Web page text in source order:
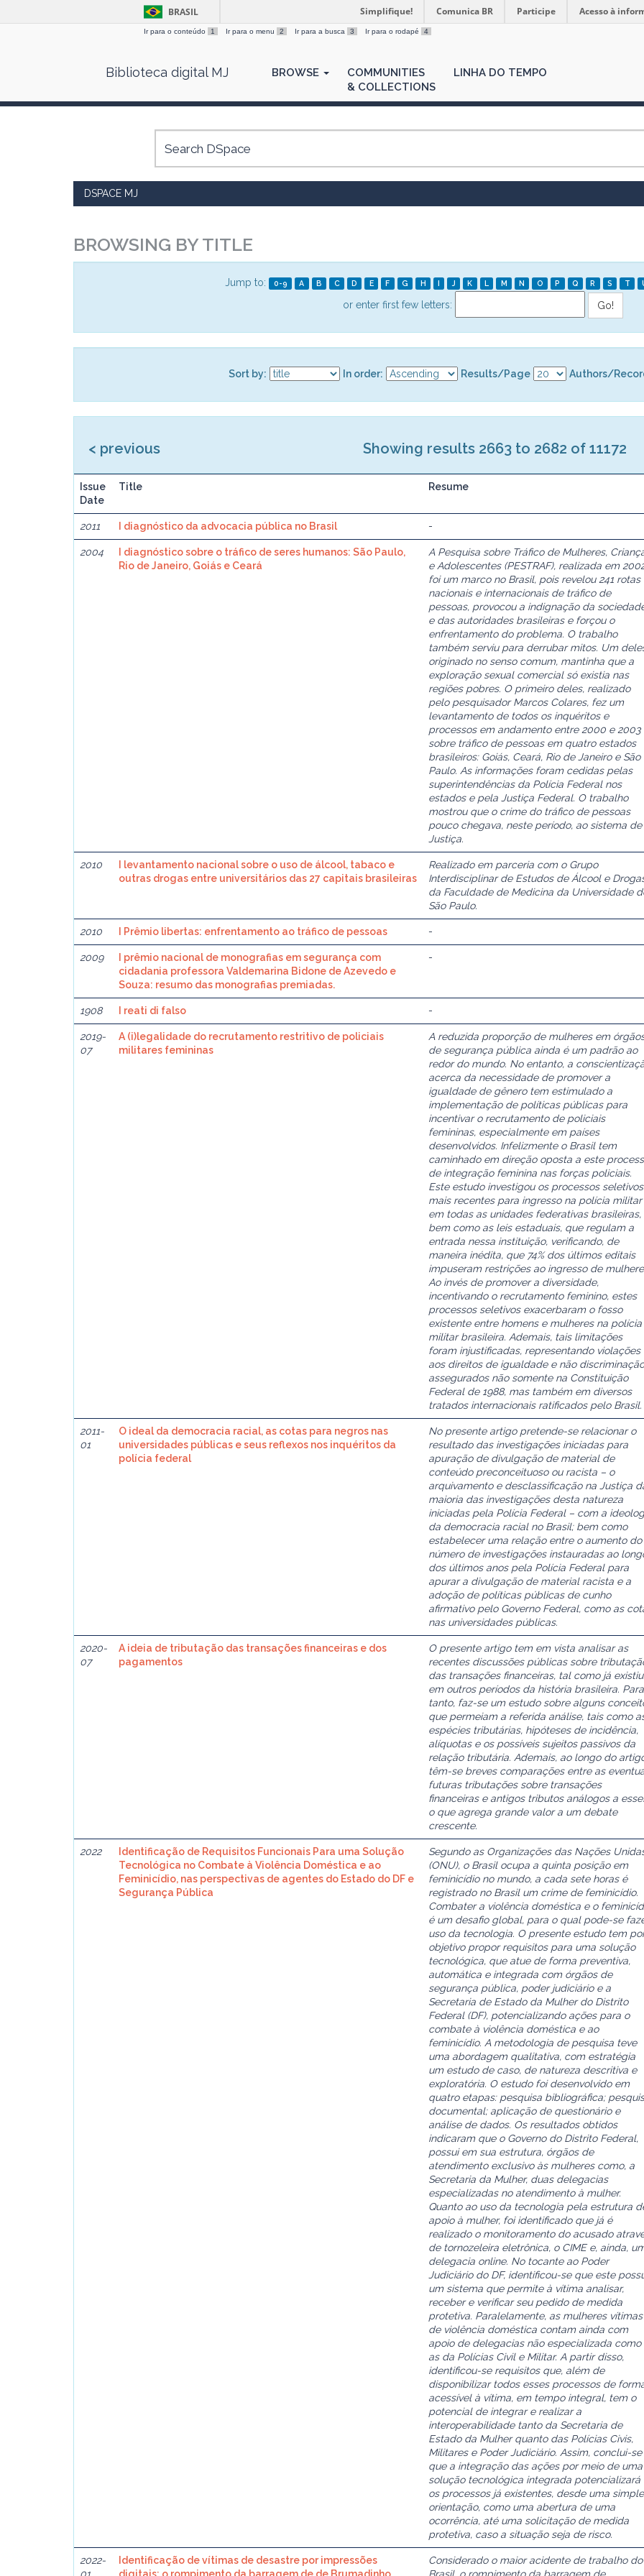
BRASIL Simplifique! Comunica BR Participe Acesso à
Ir para o conteúdo 1 Ir para o menu 2 Ir para a busca 3 Ir para o rodapé 4
Biblioteca digital MJ BROWSE
COMMUNITIES
& COLLECTIONS
LINHA DO TEMPO
DSPACE MJ
BROWSING BY TITLE
Jump to: 0-9 A B C D E F G H I J K L M N O P Q R S T
or enter first few letters:
Sort by: In order: Results/Page Authors/
Showing results 2663 to 2682 of 11172
< previous
Issue
Date
Title Resume
2011 I diagnóstico da advocacia pública no Brasil -
2004
I diagnóstico sobre o tráfico de seres humanos: São Paulo,
Rio de Janeiro, Goiás e Ceará
A Pesquisa sobre Tráfico de Mulheres,
e Adolescentes (PESTRAF), realizada em
foi um marco no Brasil, pois revelou 241 rotas
nacionais e internacionais de tráfico de
pessoas, provocou a indignação da
e das autoridades brasileiras e forçou o
enfrentamento do problema. O trabalho
também serviu para derrubar mitos. Um
originado no senso comum, mantinha que a
exploração sexual comercial só existia nas
regiões pobres. O primeiro deles, realizado
pelo pesquisador Marcos Colares, fez um
levantamento de todos os inquéritos e
processos em andamento entre 2000 e 2003
sobre tráfico de pessoas em quatro estados
brasileiros: Goiás, Ceará, Rio de Janeiro e São
Paulo. As informações foram cedidas pelas
superintendências da Polícia Federal nos
estados e pela Justiça Federal. O trabalho
mostrou que o crime do tráfico de pessoas
pouco chegava, neste período, ao sistema de
Justiça.
2010
I levantamento nacional sobre o uso de álcool, tabaco e
outras drogas entre universitários das 27 capitais brasileiras
Realizado em parceria com o Grupo
Interdisciplinar de Estudos de Álcool e
da Faculdade de Medicina da Universidade
São Paulo.
2010 I Prêmio libertas: enfrentamento ao tráfico de pessoas -
2009
I prêmio nacional de monografias em segurança com
cidadania professora Valdemarina Bidone de Azevedo e
Souza: resumo das monografias premiadas.
-
1908 I reati di falso -
2019-
07
A (i)legalidade do recrutamento restritivo de policiais
militares femininas
A reduzida proporção de mulheres em
de segurança pública ainda é um padrão ao
redor do mundo. No entanto, a
acerca da necessidade de promover a
igualdade de gênero tem estimulado a
implementação de políticas públicas para
incentivar o recrutamento de policiais
femininas, especialmente em países
desenvolvidos. Infelizmente o Brasil tem
caminhado em direção oposta a este
de integração feminina nas forças policiais.
Este estudo investigou os processos seletivos
mais recentes para ingresso na polícia militar
em todas as unidades federativas brasileiras,
bem como as leis estaduais, que regulam a
entrada nessa instituição, verificando, de
maneira inédita, que 74% dos últimos editais
impuseram restrições ao ingresso de
Ao invés de promover a diversidade,
incentivando o recrutamento feminino, estes
processos seletivos exacerbaram o fosso
existente entre homens e mulheres na polícia
militar brasileira. Ademais, tais limitações
foram injustificadas, representando violações
aos direitos de igualdade e não
assegurados não somente na Constituição
Federal de 1988, mas também em diversos
tratados internacionais ratificados pelo Brasil.
2011-
01
O ideal da democracia racial, as cotas para negros nas
universidades públicas e seus reflexos nos inquéritos da
polícia federal
No presente artigo pretende-se relacionar o
resultado das investigações iniciadas para
apuração de divulgação de material de
conteúdo preconceituoso ou racista – o
arquivamento e desclassificação na Justiça
maioria das investigações desta natureza
iniciadas pela Polícia Federal – com a
da democracia racial no Brasil; bem como
estabelecer uma relação entre o aumento do
número de investigações instauradas ao
dos últimos anos pela Polícia Federal para
apurar a divulgação de material racista e a
adoção de políticas públicas de cunho
afirmativo pelo Governo Federal, como as
nas universidades públicas.
2020-
07
A ideia de tributação das transações financeiras e dos
pagamentos
O presente artigo tem em vista analisar as
recentes discussões públicas sobre
das transações financeiras, tal como já existiu
em outros períodos da história brasileira. Para
tanto, faz-se um estudo sobre alguns
que permeiam a referida análise, tais como
espécies tributárias, hipóteses de incidência,
alíquotas e os possíveis sujeitos passivos da
relação tributária. Ademais, ao longo do
têm-se breves comparações entre as
futuras tributações sobre transações
financeiras e antigos tributos análogos a
o que agrega grande valor a um debate
crescente.
2022
Identificação de Requisitos Funcionais Para uma Solução
Tecnológica no Combate à Violência Doméstica e ao
Feminicídio, nas perspectivas de agentes do Estado do DF e
Segurança Pública
Segundo as Organizações das Nações
(ONU), o Brasil ocupa a quinta posição em
feminicídio no mundo, a cada sete horas é
registrado no Brasil um crime de feminicídio.
Combater a violência doméstica e o
é um desafio global, para o qual pode-se
uso da tecnologia. O presente estudo tem
objetivo propor requisitos para uma solução
tecnológica, que atue de forma preventiva,
automática e integrada com órgãos de
segurança pública, poder judiciário e a
Secretaria de Estado da Mulher do Distrito
Federal (DF), potencializando ações para o
combate à violência doméstica e ao
feminicídio. A metodologia de pesquisa teve
uma abordagem qualitativa, com estratégia
um estudo de caso, de natureza descritiva e
exploratória. O estudo foi desenvolvido em
quatro etapas: pesquisa bibliográfica;
documental; aplicação de questionário e
análise de dados. Os resultados obtidos
indicaram que o Governo do Distrito Federal,
possui em sua estrutura, órgãos de
atendimento exclusivo às mulheres como, a
Secretaria da Mulher, duas delegacias
especializadas no atendimento à mulher.
Quanto ao uso da tecnologia pela estrutura
apoio à mulher, foi identificado que já é
realizado o monitoramento do acusado
de tornozeleira eletrônica, o CIME e, ainda,
delegacia online. No tocante ao Poder
Judiciário do DF, identificou-se que este
um sistema que permite à vítima analisar,
receber e verificar seu pedido de medida
protetiva. Paralelamente, as mulheres vítimas
de violência doméstica contam ainda com
apoio de delegacias não especializada como
as da Polícias Civil e Militar. A partir disso,
identificou-se requisitos que, além de
disponibilizar todos esses processos de
acessível à vítima, em tempo integral, tem o
potencial de integrar e realizar a
interoperabilidade tanto da Secretaria de
Estado da Mulher quanto das Polícias Civis,
Militares e Poder Judiciário. Assim, conclui-se
que a integração das ações por meio de uma
solução tecnológica integrada potencializará
os processos já existentes, desde uma
orientação, como uma abertura de uma
ocorrência, até uma solicitação de medida
protetiva, caso a situação seja de risco.
2022-
Identificação de vítimas de desastre por impressões
Considerado o maior acidente de trabalho do